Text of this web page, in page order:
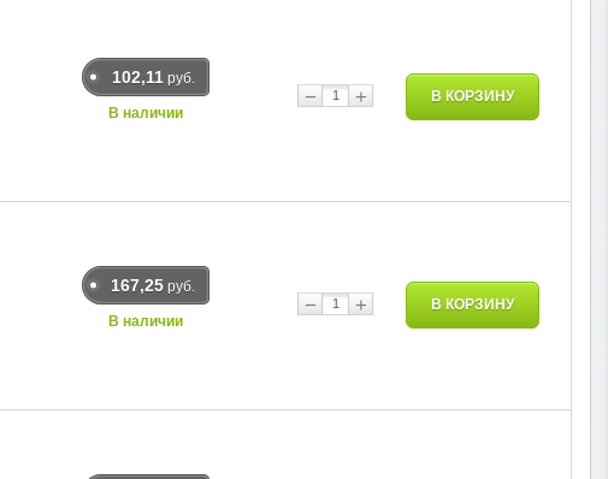
102,11 руб.
В наличии
− + В КОРЗИНУ
167,25 руб.
В наличии
− + В КОРЗИНУ